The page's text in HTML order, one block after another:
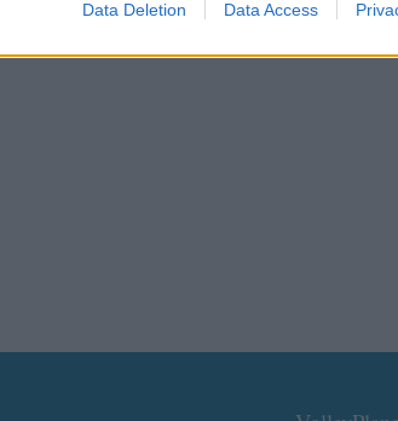
Data Deletion Data Access